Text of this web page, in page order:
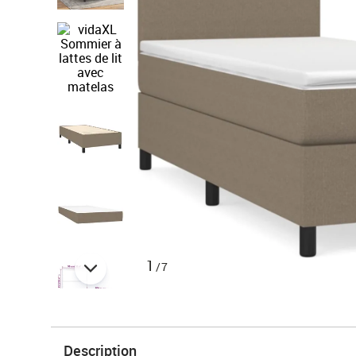
1 /7
Description